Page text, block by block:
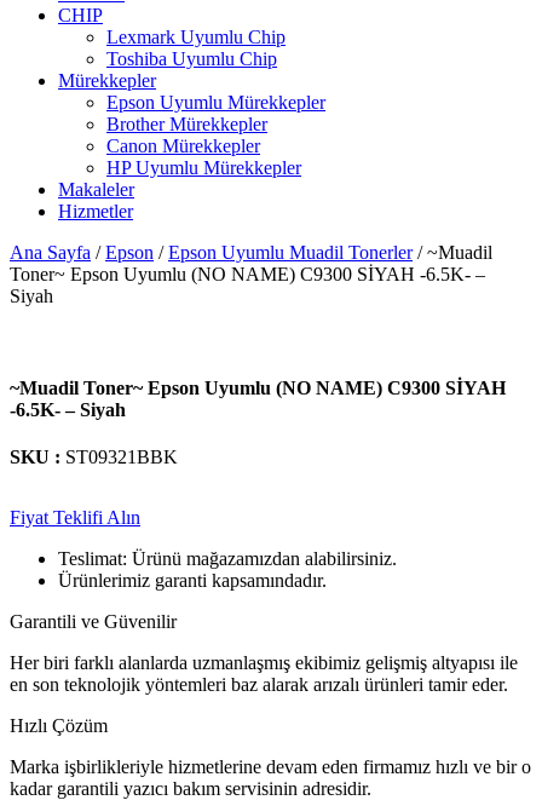
CHIP
Lexmark Uyumlu Chip
Toshiba Uyumlu Chip
Mürekkepler
Epson Uyumlu Mürekkepler
Brother Mürekkepler
Canon Mürekkepler
HP Uyumlu Mürekkepler
Makaleler
Hizmetler
Ana Sayfa /Epson /Epson Uyumlu Muadil Tonerler/ ~Muadil
Toner~ Epson Uyumlu (NO NAME) C9300 SİYAH -6.5K- –
Siyah
~Muadil Toner~ Epson Uyumlu (NO NAME) C9300 SİYAH
-6.5K- – Siyah
SKU : ST09321BBK
Fiyat Teklifi Alın
Teslimat: Ürünü mağazamızdan alabilirsiniz.
Ürünlerimiz garanti kapsamındadır.
Garantili ve Güvenilir
Her biri farklı alanlarda uzmanlaşmış ekibimiz gelişmiş altyapısı ile
en son teknolojik yöntemleri baz alarak arızalı ürünleri tamir eder.
Hızlı Çözüm
Marka işbirlikleriyle hizmetlerine devam eden firmamız hızlı ve bir o
kadar garantili yazıcı bakım servisinin adresidir.